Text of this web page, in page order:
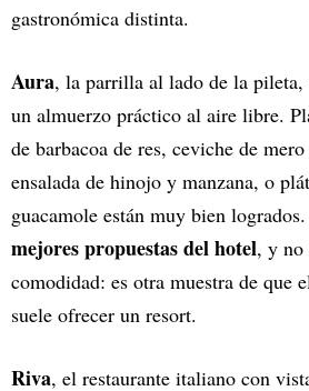
gastronómica distinta.
Aura, la parrilla al lado de la pileta,
un almuerzo práctico al aire libre.
de barbacoa de res, ceviche de
ensalada de hinojo y manzana, o
guacamole están muy bien
mejores propuestas del hotel, y no
comodidad: es otra muestra de que
suele ofrecer un resort.
Riva, el restaurante italiano con